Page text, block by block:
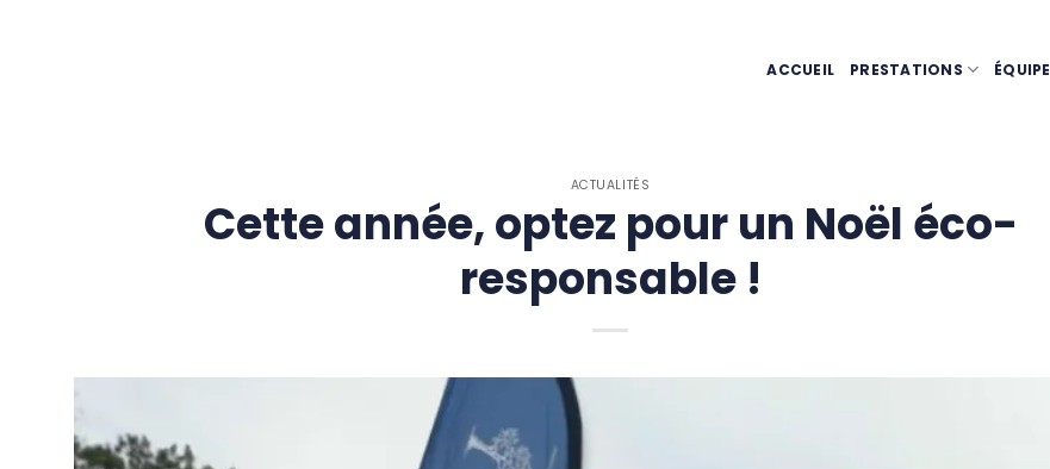
ACCUEIL PRESTATIONS ÉQUIPE
ACTUALITÉS
Cette année, optez pour un Noël éco-
responsable !